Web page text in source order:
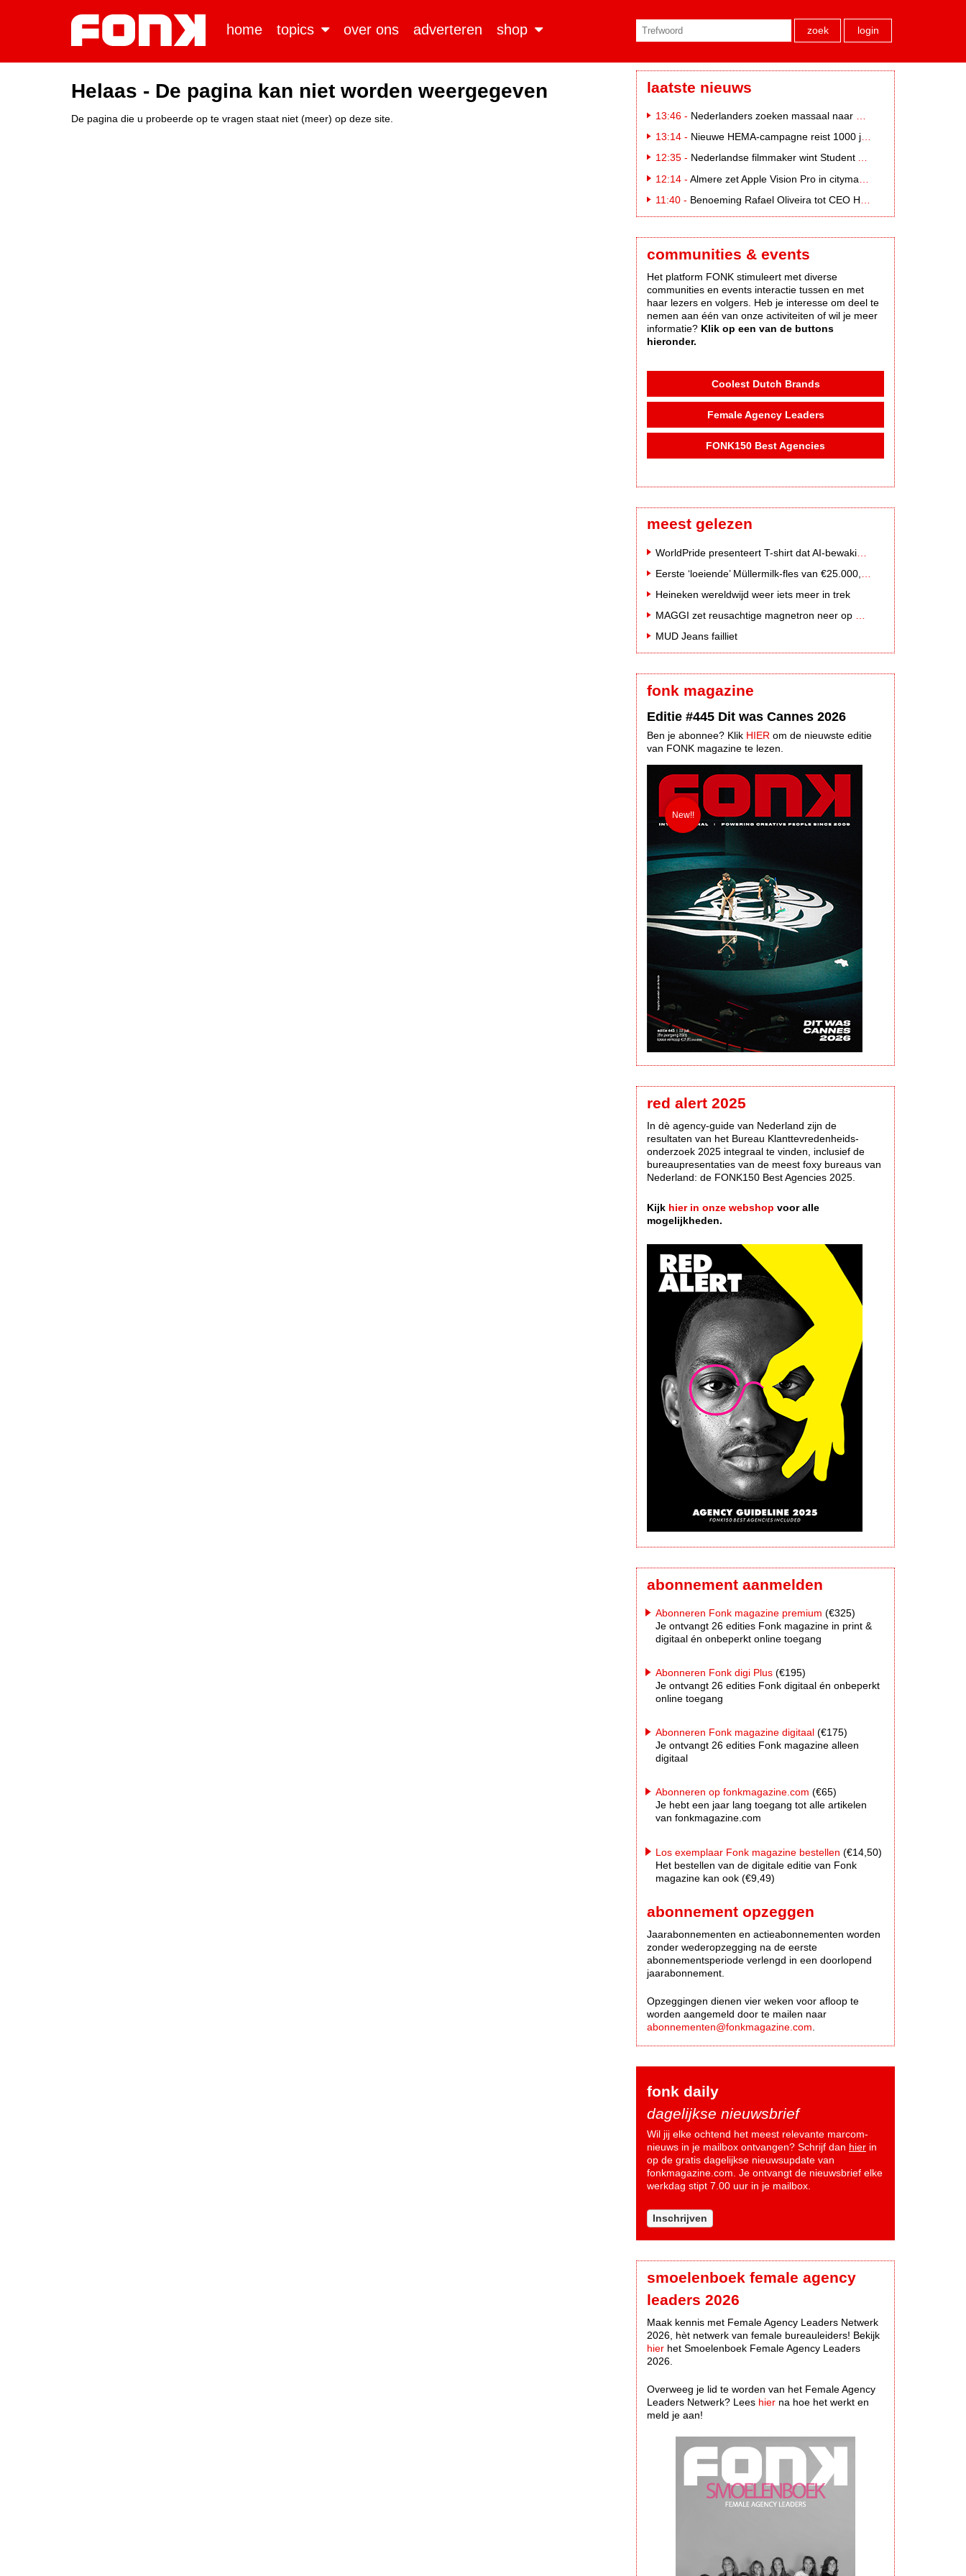
home topics over ons adverteren shop zoek login
Helaas - De pagina kan niet worden weergegeven
De pagina die u probeerde op te vragen staat niet (meer) op deze site.
laatste nieuws
13:46 - Nederlanders zoeken massaal naar eclipsbrillen op Marktplaats
13:14 - Nieuwe HEMA-campagne reist 1000 jaar terug in de tijd naar 'Hemastein'
12:35 - Nederlandse filmmaker wint Student Academy Award
12:14 - Almere zet Apple Vision Pro in citymarketing
11:40 - Benoeming Rafael Oliveira tot CEO Heineken nu defintief
communities & events
Het platform FONK stimuleert met diverse
communities en events interactie tussen en met
haar lezers en volgers. Heb je interesse om deel te
nemen aan één van onze activiteiten of wil je meer
informatie? Klik op een van de buttons
hieronder.
Coolest Dutch Brands
Female Agency Leaders
FONK150 Best Agencies
meest gelezen
Heineken wereldwijd weer iets meer in trek
MUD Jeans failliet
fonk magazine
Editie #445 Dit was Cannes 2026
Ben je abonnee? Klik HIER om de nieuwste editie
van FONK magazine te lezen.
red alert 2025
In dè agency-guide van Nederland zijn de
resultaten van het Bureau Klanttevredenheids-
onderzoek 2025 integraal te vinden, inclusief de
bureaupresentaties van de meest foxy bureaus van
Nederland: de FONK150 Best Agencies 2025.
Kijk hier in onze webshop voor alle
mogelijkheden.
abonnement aanmelden
Abonneren Fonk magazine premium (€325)
Je ontvangt 26 edities Fonk magazine in print &
digitaal én onbeperkt online toegang
Abonneren Fonk digi Plus (€195)
Je ontvangt 26 edities Fonk digitaal én onbeperkt
online toegang
Abonneren Fonk magazine digitaal (€175)
Je ontvangt 26 edities Fonk magazine alleen
digitaal
Abonneren op fonkmagazine.com (€65)
Je hebt een jaar lang toegang tot alle artikelen
van fonkmagazine.com
Los exemplaar Fonk magazine bestellen (€14,50)
Het bestellen van de digitale editie van Fonk
magazine kan ook (€9,49)
abonnement opzeggen
Jaarabonnementen en actieabonnementen worden
zonder wederopzegging na de eerste
abonnementsperiode verlengd in een doorlopend
jaarabonnement.
Opzeggingen dienen vier weken voor afloop te
worden aangemeld door te mailen naar
abonnementen@fonkmagazine.com
fonk daily
dagelijkse nieuwsbrief
Wil jij elke ochtend het meest relevante marcom-
nieuws in je mailbox ontvangen? Schrijf dan hier in
op de gratis dagelijkse nieuwsupdate van
fonkmagazine.com. Je ontvangt de nieuwsbrief elke
werkdag stipt 7.00 uur in je mailbox.
Inschrijven
smoelenboek female agency
leaders 2026
Maak kennis met Female Agency Leaders Netwerk
2026, hèt netwerk van female bureauleiders! Bekijk
hier het Smoelenboek Female Agency Leaders
2026.
Overweeg je lid te worden van het Female Agency
Leaders Netwerk? Lees hier na hoe het werkt en
meld je aan!